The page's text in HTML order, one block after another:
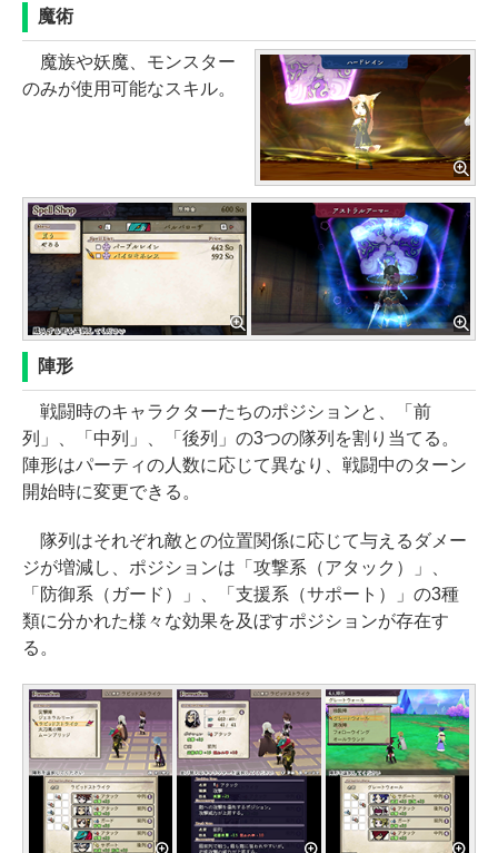
魔術
魔族や妖魔、モンスター
のみが使用可能なスキル。
陣形
戦闘時のキャラクターたちのポジションと、「前
列」、「中列」、「後列」の3つの隊列を割り当てる。
陣形はパーティの人数に応じて異なり、戦闘中のターン
開始時に変更できる。
隊列はそれぞれ敵との位置関係に応じて与えるダメー
ジが増減し、ポジションは「攻撃系（アタック）」、
「防御系（ガード）」、「支援系（サポート）」の3種
類に分かれた様々な効果を及ぼすポジションが存在す
る。